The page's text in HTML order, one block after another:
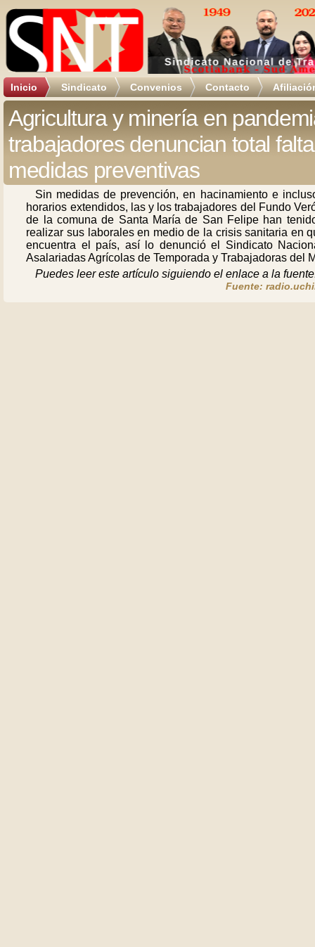
Inicio Sindicato Convenios Contacto
Agricultura y minería en
trabajadores denuncian total
medidas preventivas
Sin medidas de prevención, en hacinamiento e
horarios extendidos, las y los trabajadores del Fundo
de la comuna de Santa María de San Felipe han
realizar sus laborales en medio de la crisis sanitaria en
encuentra el país, así lo denunció el Sindicato
Asalariadas Agrícolas de Temporada y Trabajadoras del
Puedes leer este artículo siguiendo el enlace a la
Fuente: